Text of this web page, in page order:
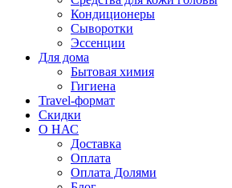
Кондиционеры
Сыворотки
Эссенции
Для дома
Бытовая химия
Гигиена
Travel-формат
Скидки
О НАС
Доставка
Оплата
Оплата Долями